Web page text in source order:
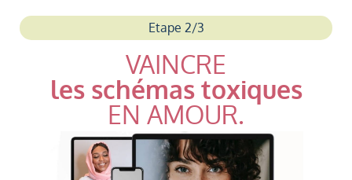
Etape 2/3
VAINCRE
les schémas toxiques
EN AMOUR.